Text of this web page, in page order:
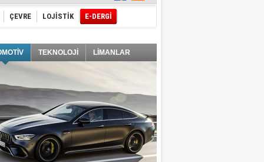
ÇEVRE LOJİSTİK E-DERGİ
TEKNOLOJİ LİMANLAR